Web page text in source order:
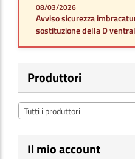
08/03/2026
Avviso sicurezza
sostituzione della D
Produttori
Tutti i produttori
Il mio account